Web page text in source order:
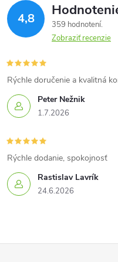
4,8
359 hodnotení
Zobraziť recenzie
Peter Nežnik
1.7.2026
Rýchle doručenie a kvalitná
Rastislav Lavrík
24.6.2026
Rýchle dodanie, spokojnosť